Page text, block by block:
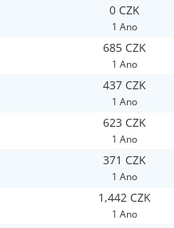
0 CZK
1 Ano
685 CZK
1 Ano
437 CZK
1 Ano
623 CZK
1 Ano
371 CZK
1 Ano
1,442 CZK
1 Ano